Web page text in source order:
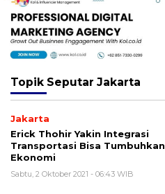
Topik Seputar Jakarta
Jakarta
Erick Thohir Yakin Integrasi
Transportasi Bisa Tumbuhkan
Ekonomi
Sabtu, 2 Oktober 2021 - 06:43 WIB